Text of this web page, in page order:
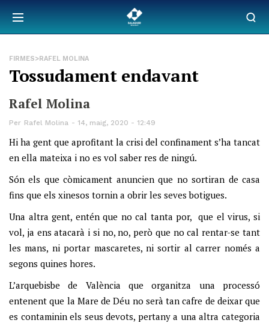
FIRMES>RAFEL MOLINA
Tossudament endavant
Rafel Molina
Per Rafel Molina 14, maig, 2020 - 12:49
Hi ha gent que aprofitant la crisi del confinament s’ha tancat
en ella mateixa i no es vol saber res de ningú.
Són els que còmicament anuncien que no sortiran de casa
fins que els xinesos tornin a obrir les seves botigues.
Una altra gent, entén que no cal tanta por, que el virus, si
vol, ja ens atacarà i si no, no, però que no cal rentar-se tant
les mans, ni portar mascaretes, ni sortir al carrer només a
segons quines hores.
L’arquebisbe de València que organitza una processó
entenent que la Mare de Déu no serà tan cafre de deixar que
es contaminin els seus devots, pertany a una altra categoria